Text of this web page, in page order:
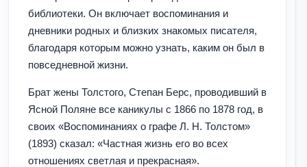
библиотеки. Он включает воспоминания и
дневники родных и близких знакомых писателя,
благодаря которым можно узнать, каким он был в
повседневной жизни.
Брат жены Толстого, Степан Берс, проводивший в
Ясной Поляне все каникулы с 1866 по 1878 год, в
своих «Воспоминаниях о графе Л. Н. Толстом»
(1893) сказал: «Частная жизнь его во всех
отношениях светлая и прекрасная».